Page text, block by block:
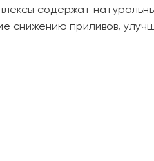
содержат
снижению приливов,